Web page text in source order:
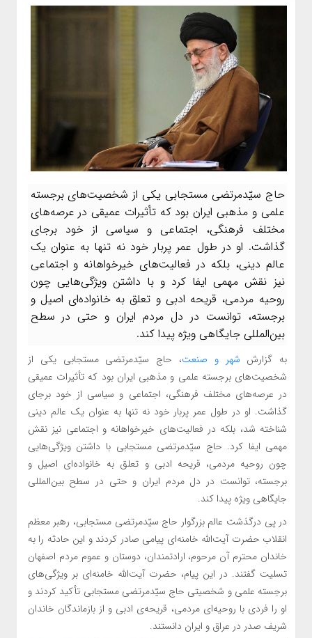
حاج سیّدمرتضی مستجابی یکی از شخصیت‌های برجسته
علمی و مذهبی ایران بود که تأثیرات عمیقی در عرصه‌های
مختلف فرهنگی، اجتماعی و سیاسی از خود برجای
گذاشت. او در طول عمر پربار خود نه تنها به عنوان یک
عالم دینی، بلکه در فعالیت‌های خیرخواهانه و اجتماعی
نیز نقش مهمی ایفا کرد و با داشتن ویژگی‌هایی چون
روحیه مردمی، قریحه ادبی و تعلق به خانواده‌ای اصیل و
برجسته، توانست در دل مردم ایران و حتی در سطح
بین‌المللی جایگاهی ویژه پیدا کند.
به گزارش شهر و صنعت، حاج سیّدمرتضی مستجابی یکی از
شخصیت‌های برجسته علمی و مذهبی ایران بود که تأثیرات عمیقی
در عرصه‌های مختلف فرهنگی، اجتماعی و سیاسی از خود برجای
گذاشت. او در طول عمر پربار خود نه تنها به عنوان یک عالم دینی
شناخته شد، بلکه در فعالیت‌های خیرخواهانه و اجتماعی نیز نقش
مهمی ایفا کرد. حاج سیّدمرتضی مستجابی با داشتن ویژگی‌هایی
چون روحیه مردمی، قریحه ادبی و تعلق به خانواده‌ای اصیل و
برجسته، توانست در دل مردم ایران و حتی در سطح بین‌المللی
جایگاهی ویژه پیدا کند.
در پی درگذشت عالم بزرگوار حاج سیّدمرتضی مستجابی، رهبر معظم
انقلاب حضرت آیت‌الله خامنه‌ای پیامی صادر کردند و این حادثه را به
خاندان محترم آن مرحوم، ارادتمندان، دوستان و عموم مردم اصفهان
تسلیت گفتند. در این پیام، حضرت آیت‌الله خامنه‌ای بر ویژگی‌های
برجسته علمی و شخصیتی حاج سیّدمرتضی مستجابی تأکید کردند و
او را فردی با روحیه‌ای مردمی، قریحه‌ی ادبی و از بازماندگان خاندان
شریف صدر در عراق و ایران دانستند.